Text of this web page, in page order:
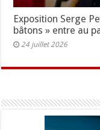
Exposition Serge
bâtons » entre au
24 juillet 2026